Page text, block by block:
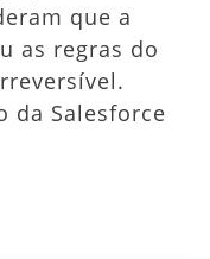
Guia
Completo
Para
2026
que a
as regras do
da Salesforce